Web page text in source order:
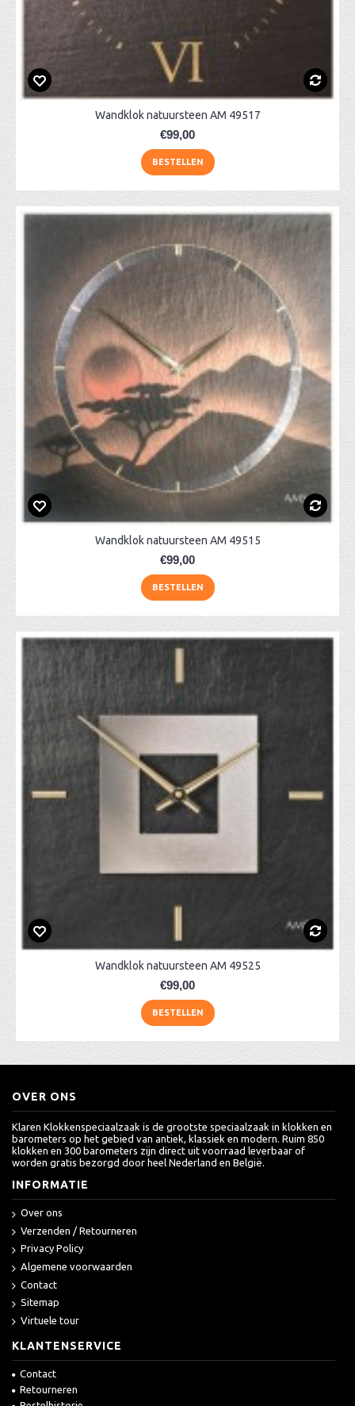
Wandklok natuursteen AM 49517
€99,00
BESTELLEN
Wandklok natuursteen AM 49515
€99,00
BESTELLEN
Wandklok natuursteen AM 49525
€99,00
BESTELLEN
OVER ONS
Klaren Klokkenspeciaalzaak is de grootste speciaalzaak in klokken en
barometers op het gebied van antiek, klassiek en modern. Ruim 850
klokken en 300 barometers zijn direct uit voorraad leverbaar of
worden gratis bezorgd door heel Nederland en België.
INFORMATIE
Over ons
Verzenden / Retourneren
Privacy Policy
Algemene voorwaarden
Contact
Sitemap
Virtuele tour
KLANTENSERVICE
Contact
Retourneren